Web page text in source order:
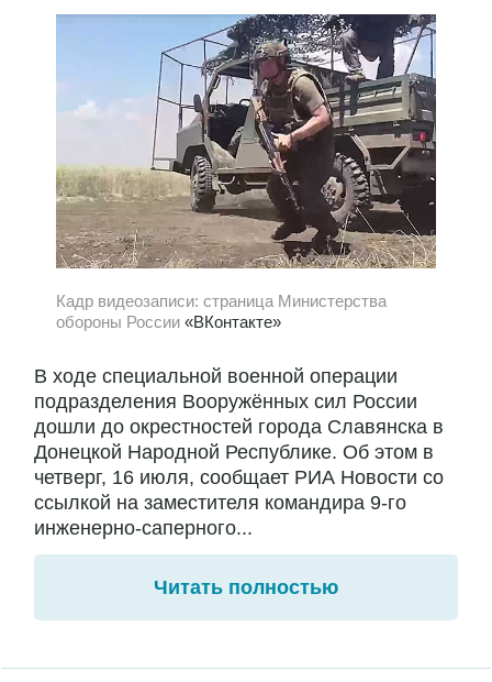
Кадр видеозаписи: страница Министерства
обороны России «ВКонтакте»
В ходе специальной военной операции
подразделения Вооружённых сил России
дошли до окрестностей города Славянска в
Донецкой Народной Республике. Об этом в
четверг, 16 июля, сообщает РИА Новости со
ссылкой на заместителя командира 9-го
инженерно-саперного...
Читать полностью